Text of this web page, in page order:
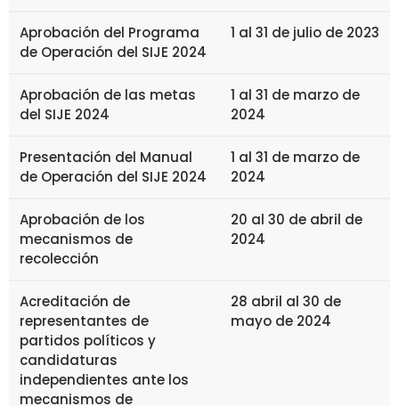
Aprobación del Programa
de Operación del SIJE 2024
1 al 31 de julio de 2023
Aprobación de las metas
del SIJE 2024
1 al 31 de marzo de
2024
Presentación del Manual
de Operación del SIJE 2024
1 al 31 de marzo de
2024
Aprobación de los
mecanismos de
recolección
20 al 30 de abril de
2024
Acreditación de
representantes de
partidos políticos y
candidaturas
independientes ante los
mecanismos de
28 abril al 30 de
mayo de 2024